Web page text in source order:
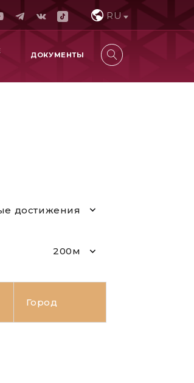
RU
ДОКУМЕНТЫ
достижения
200м
Город